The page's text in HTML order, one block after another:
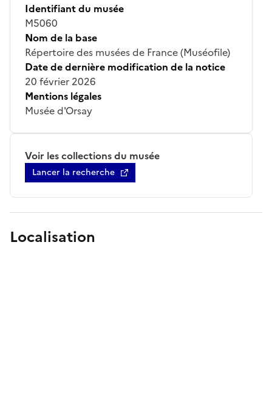
Identifiant du musée
M5060
Nom de la base
Répertoire des musées de France (Muséofile)
Date de dernière modification de la notice
20 février 2026
Mentions légales
Musée d'Orsay
Voir les collections du musée
Lancer la recherche
Localisation